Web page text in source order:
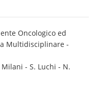
Oncologico ed
Multidisciplinare -
- S. Luchi - N.